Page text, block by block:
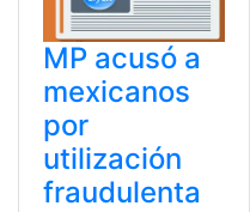
MP acusó a
mexicanos
por
utilización
fraudulenta